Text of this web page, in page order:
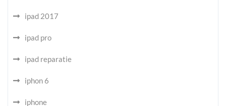
ipad 2017
ipad pro
ipad reparatie
iphon 6
iphone